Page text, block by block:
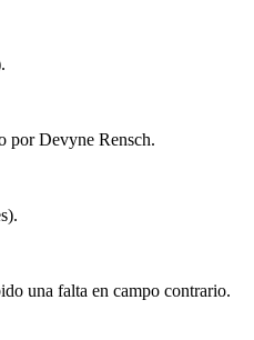
por Devyne Rensch.
una falta en campo contrario.